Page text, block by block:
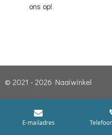
ons op!
© 2021 - 2026 Naaiwinkel
E-mailadres